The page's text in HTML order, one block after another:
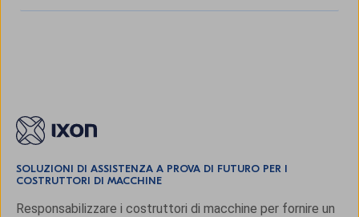
SOLUZIONI DI ASSISTENZA A PROVA DI FUTURO PER I
COSTRUTTORI DI MACCHINE
Responsabilizzare i costruttori di macchine per fornire un